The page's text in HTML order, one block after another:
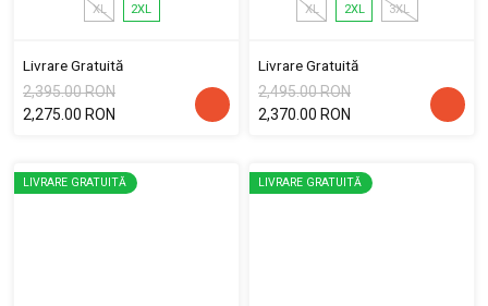
XL 2XL
Livrare Gratuită
2,395.00 RON
2,275.00 RON
XL 2XL 3XL
Livrare Gratuită
2,495.00 RON
2,370.00 RON
LIVRARE GRATUITĂ LIVRARE GRATUITĂ